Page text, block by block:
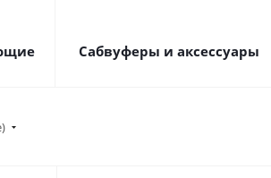
Сабвуферы и аксессуары